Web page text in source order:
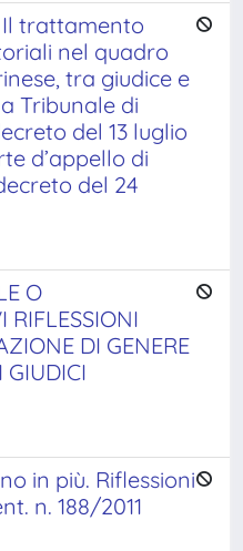
Il trattamento
nel quadro
tra giudice e
Tribunale di
del 13 luglio
d’appello di
del 24
O
RIFLESSIONI
DI GENERE
GIUDICI
in più. Riflessioni
n. 188/2011